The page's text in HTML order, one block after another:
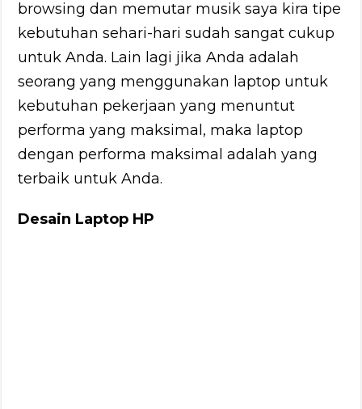
browsing dan memutar musik saya kira tipe
kebutuhan sehari-hari sudah sangat cukup
untuk Anda. Lain lagi jika Anda adalah
seorang yang menggunakan laptop untuk
kebutuhan pekerjaan yang menuntut
performa yang maksimal, maka laptop
dengan performa maksimal adalah yang
terbaik untuk Anda.
Desain Laptop HP